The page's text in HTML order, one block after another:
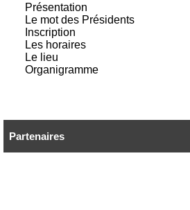
Présentation
Le mot des Présidents
Inscription
Les horaires
Le lieu
Organigramme
Partenaires